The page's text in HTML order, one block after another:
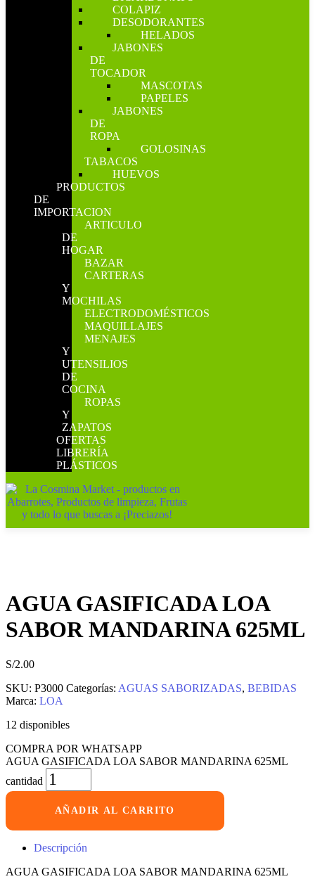
COLAPIZ
DESODORANTES
HELADOS
JABONES
DE
TOCADOR
MASCOTAS
PAPELES
JABONES
DE
ROPA
GOLOSINAS
TABACOS
HUEVOS
PRODUCTOS
DE
IMPORTACION
ARTICULO
DE
HOGAR
BAZAR
CARTERAS
Y
MOCHILAS
ELECTRODOMÉSTICOS
MAQUILLAJES
MENAJES
Y
UTENSILIOS
DE
COCINA
ROPAS
Y
ZAPATOS
OFERTAS
LIBRERÍA
PLÁSTICOS
AGUA GASIFICADA LOA
SABOR MANDARINA 625ML
S/2.00
SKU: P3000 Categorías: AGUAS SABORIZADAS, BEBIDAS
Marca: LOA
12 disponibles
COMPRA POR WHATSAPP
AGUA GASIFICADA LOA SABOR MANDARINA 625ML
cantidad
AÑADIR AL CARRITO
Descripción
AGUA GASIFICADA LOA SABOR MANDARINA 625ML